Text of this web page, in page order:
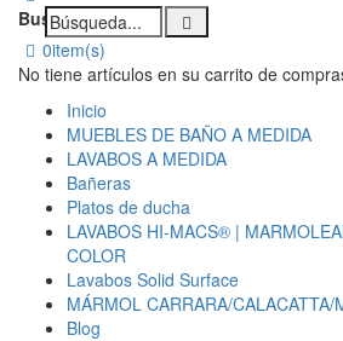
Buscar:
0item(s)
No tiene artículos en su carrito de
Inicio
MUEBLES DE BAÑO A MEDIDA
LAVABOS A MEDIDA
Bañeras
Platos de ducha
LAVABOS HI-MACS® |
COLOR
Lavabos Solid Surface
MÁRMOL CARRARA/CALACATTA/
Blog